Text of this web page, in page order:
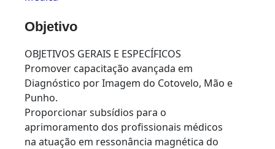
Objetivo
OBJETIVOS GERAIS E ESPECÍFICOS
Promover capacitação avançada em
Diagnóstico por Imagem do Cotovelo, Mão e
Punho.
Proporcionar subsídios para o
aprimoramento dos profissionais médicos
na atuação em ressonância magnética do